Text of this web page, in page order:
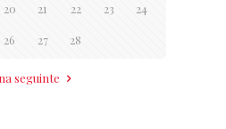
20 21 22 23 24
26 27 28
seguinte